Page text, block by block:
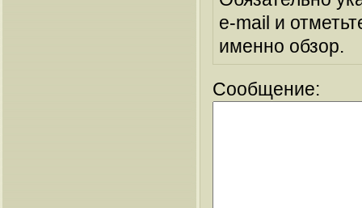
e-mail и
именно обзор.
Сообщение: